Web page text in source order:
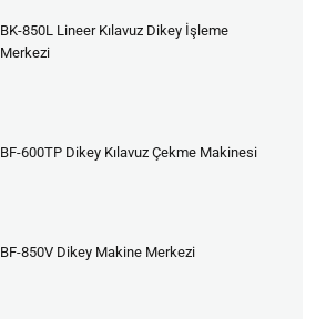
BK-850L Lineer Kılavuz Dikey İşleme
Merkezi
BF-600TP Dikey Kılavuz Çekme Makinesi
BF-850V Dikey Makine Merkezi